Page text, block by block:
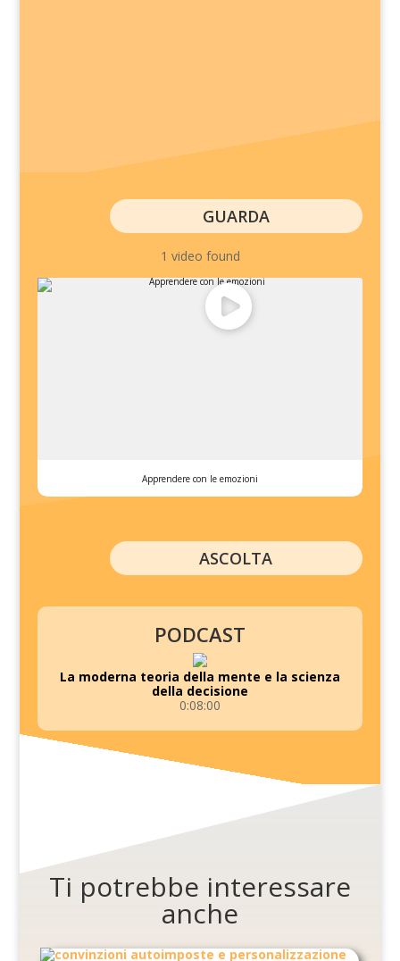
GUARDA
1 video found
Apprendere con le emozioni
ASCOLTA
PODCAST
La moderna teoria della mente e la scienza
della decisione
0:08:00
Ti potrebbe interessare
anche